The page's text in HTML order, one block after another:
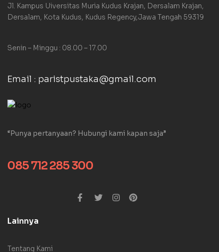
Jl. Kampus Uiversitas Muria Kudus Krajan, Dersalam Krajan,
Dersalam, Kota Kudus, Kudus Regency,Jawa Tengah 59319
Senin – Minggu : 08.00 – 17.00
Email : paristpustaka@gmail.com
“Punya pertanyaan? Hubungi kami kapan saja”
085 712 285 300
Lainnya
Tentang Kami